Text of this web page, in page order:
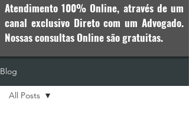
Atendimento 100% Online, através de um
canal exclusivo Direto com um Advogado.
Nossas consultas Online são gratuitas.
Blog
All Posts